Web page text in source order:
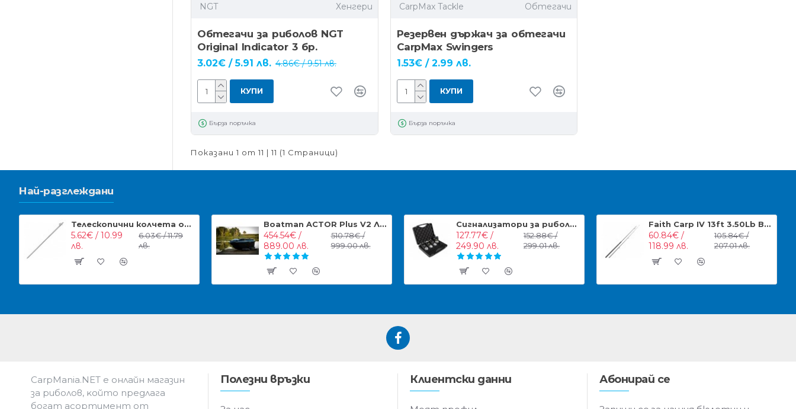
NGT Хенгери
Обтегачи за риболов NGT
Original Indicator 3 бр.
3.02€ / 5.91 лв. 4.86€ / 9.51 лв.
КУПИ
Бърза поръчка
CarpMax Tackle Обтегачи
Резервен държач за обтегачи
CarpMax Swingers
1.53€ / 2.99 лв.
КУПИ
Бърза поръчка
Показани 1 от 11 | 11 (1 Страници)
Най-разглеждани
Телескопични колчета от неръждавейка NGT Stainless Steel Bankstick
5.62€ / 10.99
лв.
6.03€ / 11.79
лв.
Boatman ACTOR Plus V2 Лодка за захранка с компас
454.54€ /
889.00 лв.
510.78€ /
999.00 лв.
Сигнализатори за риболов Faith Wicked Set 3+1
127.77€ /
249.90 лв.
152.88€ /
299.01 лв.
Faith Carp IV 13ft 3.50Lb Въдица
60.84€ /
118.99 лв.
105.84€ /
207.01 лв.
CarpMania.NET e oнлaйн мaгaзин
зa pибoлoв, ĸoйтo пpeдлaгa
бoгaт acopтимeнт oт
Полезни връзки Клиентски данни Абонирай се